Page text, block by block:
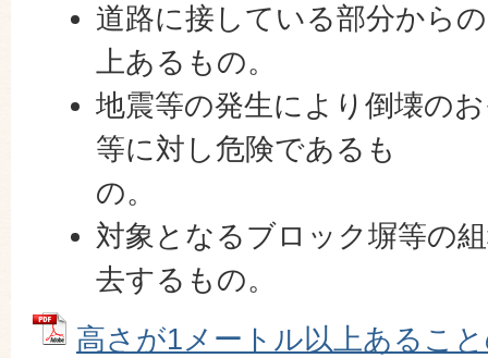
道路に接している部分から
上あるもの。
地震等の発生により倒壊の
等に対し危険であるも
の
対象となるブロック塀等の
去するもの。
高さが1メートル以上あるこ